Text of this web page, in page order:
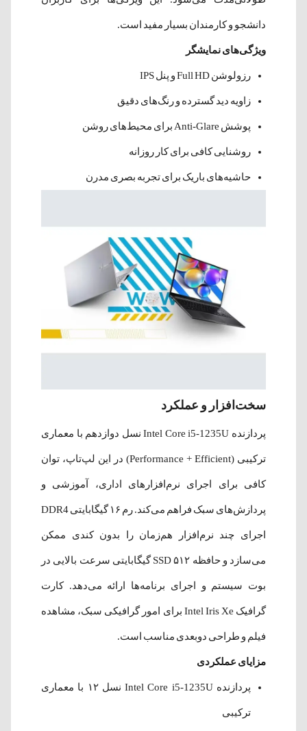
دانشجو و کارمندان بسیار مفید است.
ویژگی‌های نمایشگر
رزولوشن Full HD و پنل IPS
زاویه دید گسترده و رنگ‌های دقیق
پوشش Anti-Glare برای محیط‌های روشن
روشنایی کافی برای کار روزانه
حاشیه‌های باریک برای تجربه بصری مدرن
سخت‌افزار و عملکرد
پردازنده Intel Core i5-1235U نسل دوازدهم با معماری
ترکیبی (Performance + Efficient) در این لپ‌تاپ، توان
کافی برای اجرای نرم‌افزارهای اداری، آموزشی و
پردازش‌های سبک فراهم می‌کند. رم ۱۶ گیگابایتی DDR4
اجرای چند نرم‌افزار هم‌زمان را بدون کندی ممکن
می‌سازد و حافظه SSD ۵۱۲ گیگابایتی سرعت بالایی در
بوت سیستم و اجرای برنامه‌ها ارائه می‌دهد. کارت
گرافیک Intel Iris Xe برای امور گرافیکی سبک، مشاهده
فیلم و طراحی دوبعدی مناسب است.
مزایای عملکردی
پردازنده Intel Core i5-1235U نسل ۱۲ با معماری
ترکیبی